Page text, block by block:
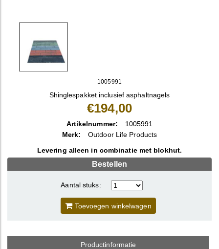
1005991
Shinglespakket inclusief asphaltnagels
€194,00
Artikelnummer:
1005991
Merk:
Outdoor Life Products
Levering alleen in combinatie met blokhut.
Bestellen
Aantal stuks:
Toevoegen winkelwagen
Productinformatie